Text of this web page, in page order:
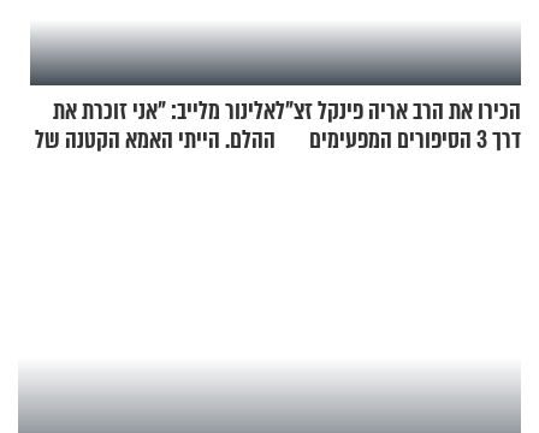
הכירו את הרב אריה פינקל זצ"ל
דרך 3 הסיפורים המפעימים
אלינור מלייב: "אני זוכרת את
ההלם. הייתי האמא הקטנה של